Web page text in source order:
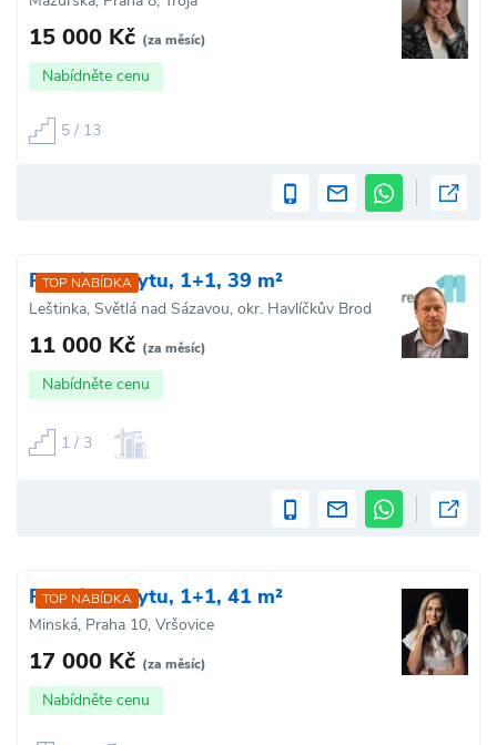
15 000 Kč (za měsíc)
Nabídněte cenu
5 / 13
TOP NABÍDKA
Pronájem bytu, 1+1, 39 m²
Leštinka, Světlá nad Sázavou, okr. Havlíčkův Brod
11 000 Kč (za měsíc)
Nabídněte cenu
1 / 3
TOP NABÍDKA
Pronájem bytu, 1+1, 41 m²
Minská, Praha 10, Vršovice
17 000 Kč (za měsíc)
Nabídněte cenu